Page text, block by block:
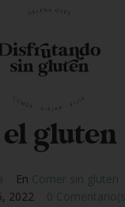
gluten
En Comer sin gluten
2022 0